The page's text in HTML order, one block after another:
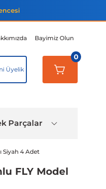
Bayimiz Olun
Üyelik
0
Parçalar
Siyah 4 Adet
FLY Model